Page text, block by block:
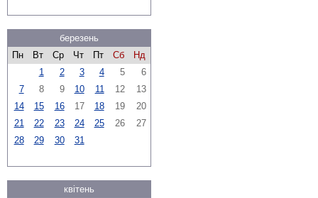
березень
Пн
Вт Ср Чт Пт Сб
Нд
1
2 3 4 5
6
7
8 9 10 11 12
13
14
15 16 17 18 19
20
21
22 23 24 25 26
27
28
29 30 31
квітень